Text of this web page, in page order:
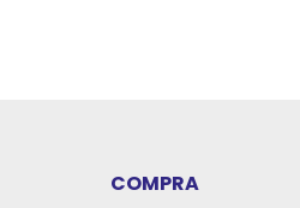
COMPRA